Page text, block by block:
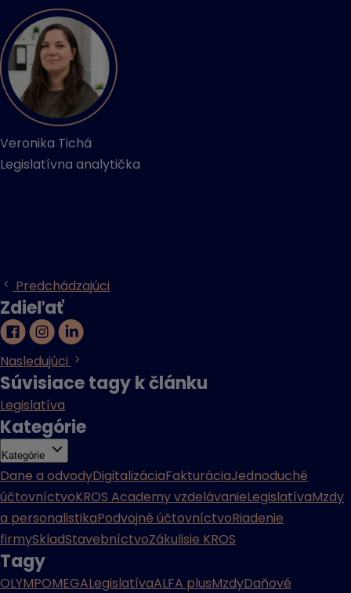
Veronika Tichá
Legislatívna analytička
Predchádzajúci
Zdieľať
Nasledujúci
Súvisiace tagy k článku
Legislatíva
Kategórie
Kategórie
Dane a odvodyDigitalizáciaFakturáciaJednoduché
účtovníctvoKROS Academy vzdelávanieLegislatívaMzdy
a personalistikaPodvojné účtovníctvoRiadenie
firmySkladStavebníctvoZákulisie KROS
Tagy
OLYMPOMEGALegislatívaALFA plusMzdyDaňové